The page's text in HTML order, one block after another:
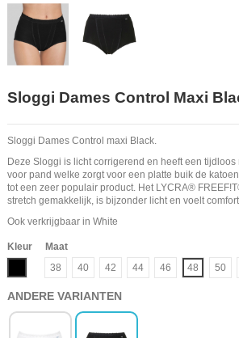
Sloggi Dames Control Maxi
Sloggi Dames Control maxi Black.
Deze Sloggi is licht corrigerend en heeft een
voor pand welke zorgt voor een platte buik de
tot een zeer populair product. Het LYCRA®
stretch gemakkelijk, is bijzonder licht en voelt
Ook verkrijgbaar in White
Kleur
Maat
38
40 42 44 46 48 50
ANDERE VARIANTEN